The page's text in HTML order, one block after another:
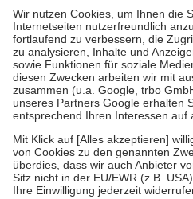
höchstens zehn Euro.
Es sind
Kosten der Leistung zu entrichten.
Diese Regeln gelten grundsätzlich
Bei Heilmitteln und häuslicher
Zuzahlung zehn Prozent der Kosten
Verordnung.
Um das Engagement der
stärken und die besondere Stellung
fallenkeine Zuzahlungenan bei:
• Kindern und Jugendlichen bis
mit Ausnahme der Fahrkosten
• Untersuchungen zur Vorsorge und